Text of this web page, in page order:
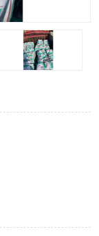
发火砂浆